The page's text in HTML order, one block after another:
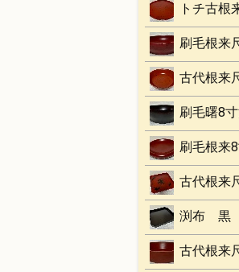
トチ古根
刷毛根来
古代根来
刷毛曙8
刷毛根来
古代根来
渕布 黒
古代根来